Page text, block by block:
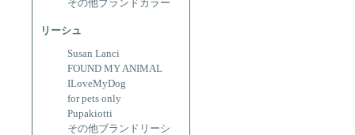
その他ブランドカラー
リーシュ
Susan Lanci
FOUND MY ANIMAL
ILoveMyDog
for pets only
Pupakiotti
その他ブランドリーシ